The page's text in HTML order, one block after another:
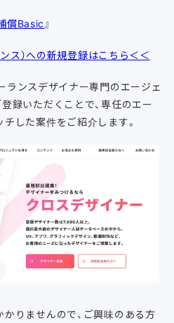
償Basic』
ス）への新規登録はこちら＜＜
ランスデザイナー専門のエージェ
録いただくことで、専任のエー
した案件をご紹介します。
りませんので、ご興味のある方